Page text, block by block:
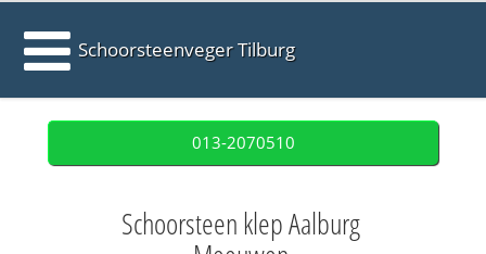
Schoorsteenveger Tilburg
013-2070510
Schoorsteen klep Aalburg